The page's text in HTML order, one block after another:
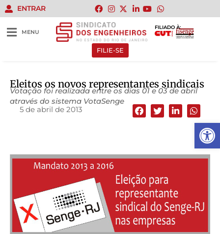
Abrir
ENTRAR
MENU
FILIADO À:
FILIE-SE
Eleitos os novos representantes sindicais
Votação foi realizada entre os dias 01 e 03 de abril
através do sistema VotaSenge
5 de abril de 2013